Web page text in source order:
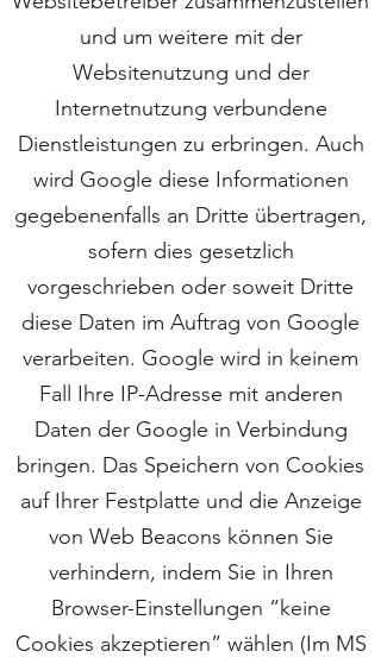
und um weitere mit der
Websitenutzung und der
Internetnutzung verbundene
Dienstleistungen zu erbringen. Auch
wird Google diese Informationen
gegebenenfalls an Dritte übertragen,
sofern dies gesetzlich
vorgeschrieben oder soweit Dritte
diese Daten im Auftrag von Google
verarbeiten. Google wird in keinem
Fall Ihre IP-Adresse mit anderen
Daten der Google in Verbindung
bringen. Das Speichern von Cookies
auf Ihrer Festplatte und die Anzeige
von Web Beacons können Sie
verhindern, indem Sie in Ihren
Browser-Einstellungen “keine
Cookies akzeptieren” wählen (Im MS